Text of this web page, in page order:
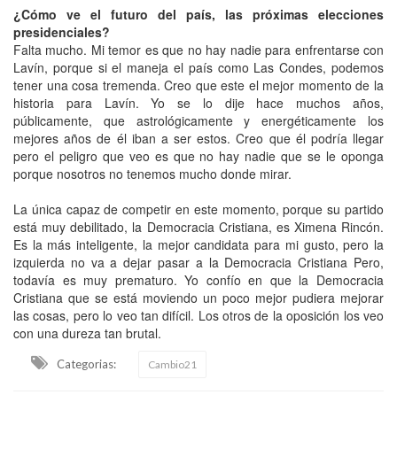
¿Cómo ve el futuro del país, las próximas elecciones
presidenciales?
Falta mucho. Mi temor es que no hay nadie para enfrentarse con
Lavín, porque si el maneja el país como Las Condes, podemos
tener una cosa tremenda. Creo que este el mejor momento de la
historia para Lavín. Yo se lo dije hace muchos años,
públicamente, que astrológicamente y energéticamente los
mejores años de él iban a ser estos. Creo que él podría llegar
pero el peligro que veo es que no hay nadie que se le oponga
porque nosotros no tenemos mucho donde mirar.
La única capaz de competir en este momento, porque su partido
está muy debilitado, la Democracia Cristiana, es Ximena Rincón.
Es la más inteligente, la mejor candidata para mi gusto, pero la
izquierda no va a dejar pasar a la Democracia Cristiana Pero,
todavía es muy prematuro. Yo confío en que la Democracia
Cristiana que se está moviendo un poco mejor pudiera mejorar
las cosas, pero lo veo tan difícil. Los otros de la oposición los veo
con una dureza tan brutal.
Categorias: Cambio21